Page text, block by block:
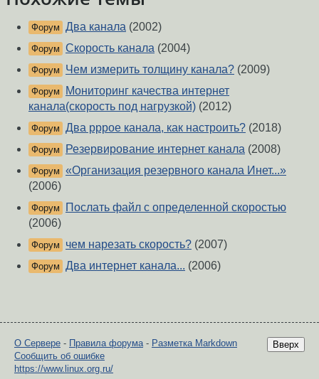
Форум Два канала (2002)
Форум Скорость канала (2004)
Форум Чем измерить толщину канала? (2009)
Форум
Мониторинг качества интернет
канала(скорость под нагрузкой) (2012)
Форум Два pppoe канала, как настроить? (2018)
Форум Резервирование интернет канала (2008)
Форум «Организация резервного канала Инет...»
(2006)
Форум
Послать файл с определенной скоростью
(2006)
Форум чем нарезать скорость? (2007)
Форум Два интернет канала... (2006)
Вверх
О Сервере - Правила форума- Разметка Markdown
Сообщить об ошибке
https://www.linux.org.ru/